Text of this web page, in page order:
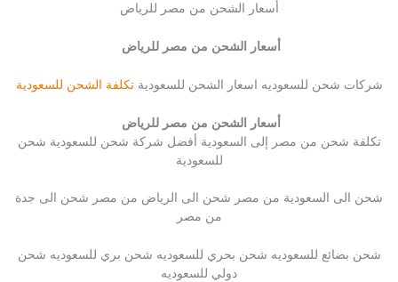
أسعار الشحن من مصر للرياض
أسعار الشحن من مصر للرياض
شركات شحن للسعوديه اسعار الشحن للسعوديةتكلفة الشحن للسعودية
أسعار الشحن من مصر للرياض
تكلفة شحن من مصر إلى السعودية أفضل شركة شحن للسعودية شحن
للسعودية
شحن الى السعودية من مصر شحن الى الرياض من مصر شحن الى جدة
من مصر
شحن بضائع للسعوديه شحن بحري للسعوديه شحن بري للسعوديه شحن
دولي للسعوديه